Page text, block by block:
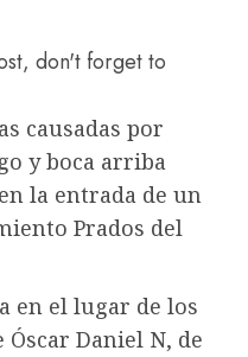
don't forget to
causadas por
y boca arriba
la entrada de un
Prados del
en el lugar de los
Daniel N, de